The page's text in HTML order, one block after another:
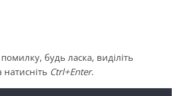
будь ласка, виділіть
натисніть Ctrl+Enter.